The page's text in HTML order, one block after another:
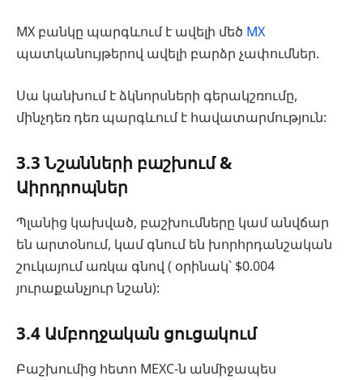
MX բանկը պարգևում է ավելի մեծ MX
պատկանույթերով ավելի բարձր չափումներ.
Սա կանխում է ձկնորսների գերակշռումը,
մինչդեռ դեռ պարգևում է հավատարմություն:
3.3 Նշանների բաշխում &
Աիրդրոպներ
Պլանից կախված, բաշխումները կամ անվճար
են արտօնում, կամ գնում են խորհրդանշական
շուկայում առկա գնով ( օրինակ՝ $0.004
յուրաքանչյուր նշան):
3.4 Ամբողջական ցուցակում
Բաշխումից հետո MEXC-ն անմիջապես